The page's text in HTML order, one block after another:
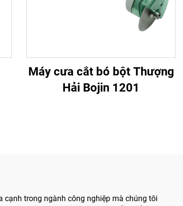
Máy cưa cắt bó bột Thượng
Hải Bojin 1201
trong ngành công nghiệp mà chúng tôi